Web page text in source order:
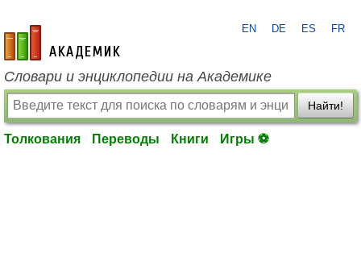
academic.ru
EN DE ES FR
Словари и энциклопедии на Академике
Найти!
Толкования Переводы Книги Игры ⚽